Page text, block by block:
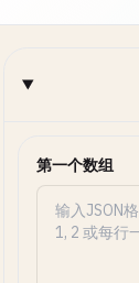
第一个数组